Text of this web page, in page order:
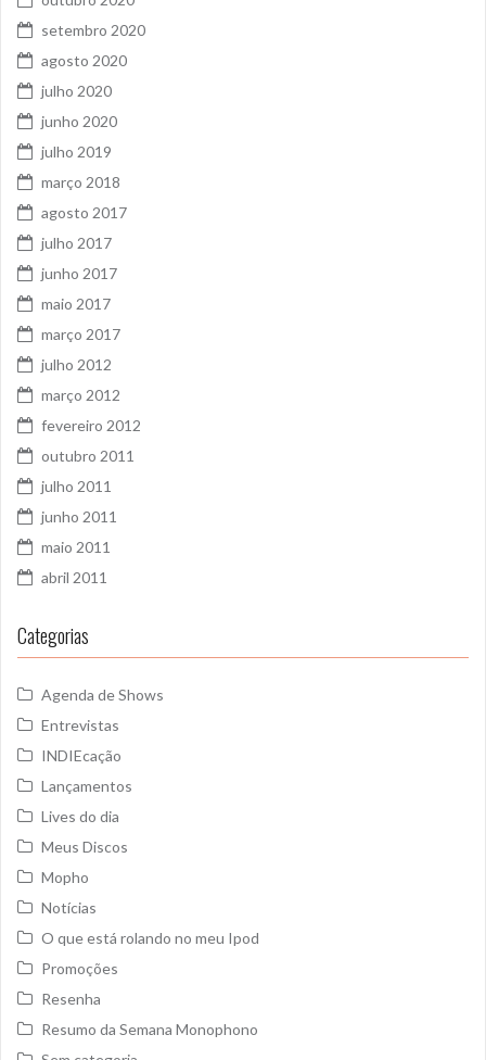
setembro 2020
agosto 2020
julho 2020
junho 2020
julho 2019
março 2018
agosto 2017
julho 2017
junho 2017
maio 2017
março 2017
julho 2012
março 2012
fevereiro 2012
outubro 2011
julho 2011
junho 2011
maio 2011
abril 2011
Categorias
Agenda de Shows
Entrevistas
INDIEcação
Lançamentos
Lives do dia
Meus Discos
Mopho
Notícias
O que está rolando no meu Ipod
Promoções
Resenha
Resumo da Semana Monophono